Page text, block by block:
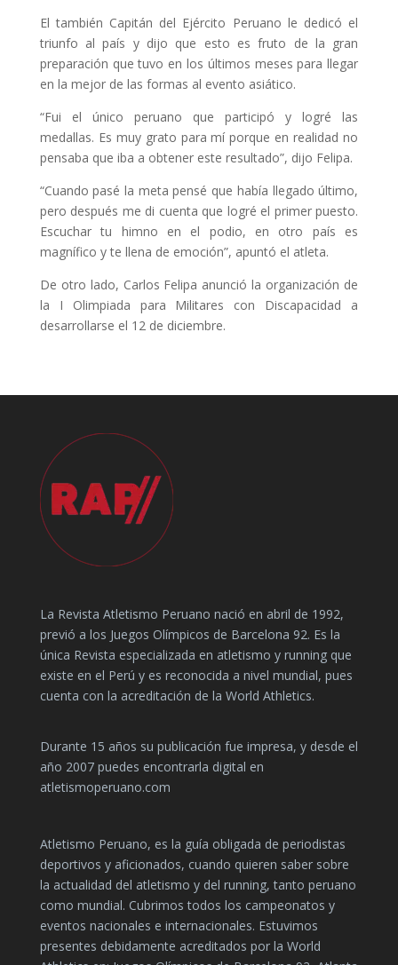
El también Capitán del Ejército Peruano le dedicó el
triunfo al país y dijo que esto es fruto de la gran
preparación que tuvo en los últimos meses para llegar
en la mejor de las formas al evento asiático.
“Fui el único peruano que participó y logré las
medallas. Es muy grato para mí porque en realidad no
pensaba que iba a obtener este resultado”, dijo Felipa.
“Cuando pasé la meta pensé que había llegado último,
pero después me di cuenta que logré el primer puesto.
Escuchar tu himno en el podio, en otro país es
magnífico y te llena de emoción”, apuntó el atleta.
De otro lado, Carlos Felipa anunció la organización de
la I Olimpiada para Militares con Discapacidad a
desarrollarse el 12 de diciembre.
La Revista Atletismo Peruano nació en abril de 1992,
previó a los Juegos Olímpicos de Barcelona 92. Es la
única Revista especializada en atletismo y running que
existe en el Perú y es reconocida a nivel mundial, pues
cuenta con la acreditación de la World Athletics.
Durante 15 años su publicación fue impresa, y desde el
año 2007 puedes encontrarla digital en
atletismoperuano.com
Atletismo Peruano, es la guía obligada de periodistas
deportivos y aficionados, cuando quieren saber sobre
la actualidad del atletismo y del running, tanto peruano
como mundial. Cubrimos todos los campeonatos y
eventos nacionales e internacionales. Estuvimos
presentes debidamente acreditados por la World